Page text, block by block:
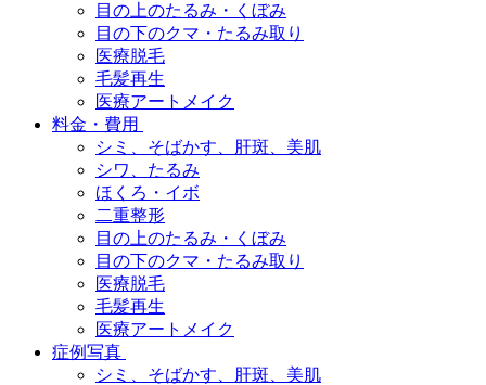
目の上のたるみ・くぼみ
目の下のクマ・たるみ取り
医療脱毛
毛髪再生
医療アートメイク
料金・費用
シミ、そばかす、肝斑、美肌
シワ、たるみ
ほくろ・イボ
二重整形
目の上のたるみ・くぼみ
目の下のクマ・たるみ取り
医療脱毛
毛髪再生
医療アートメイク
症例写真
シミ、そばかす、肝斑、美肌